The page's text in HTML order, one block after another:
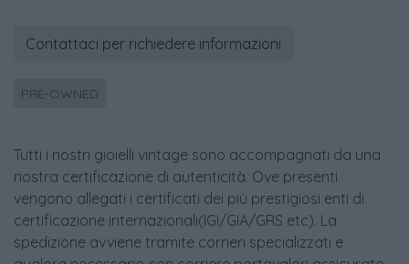
Contattaci per richiedere informazioni
PRE-OWNED
Tutti i nostri gioielli vintage sono accompagnati da una
nostra certificazione di autenticità. Ove presenti
vengono allegati i certificati dei più prestigiosi enti di
certificazione internazionali(IGI/GIA/GRS etc). La
spedizione avviene tramite corrieri specializzati e